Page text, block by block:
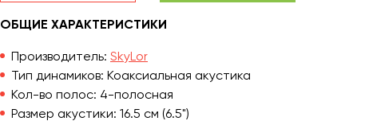
ОБЩИЕ ХАРАКТЕРИСТИКИ
Производитель: SkyLor
Тип динамиков: Коаксиальная акустика
Кол-во полос: 4-полосная
Размер акустики: 16.5 см (6.5")